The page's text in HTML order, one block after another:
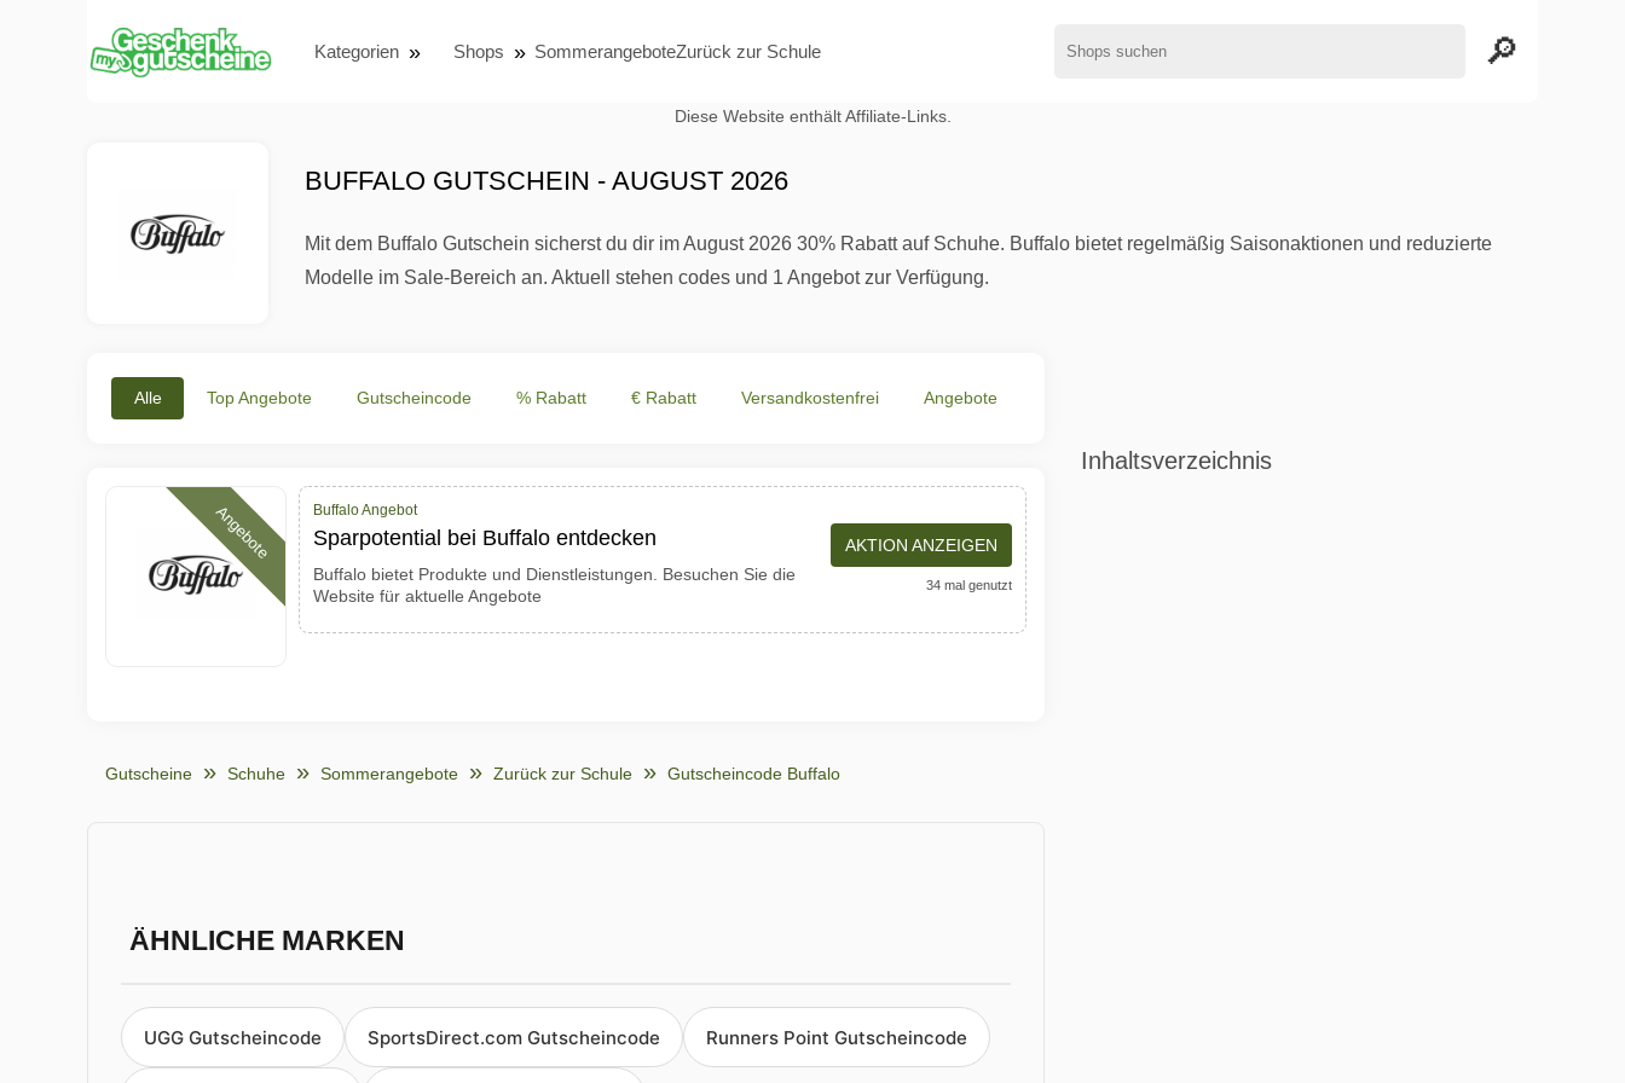
Kategorien Shops SommerangeboteZurück zur Schule
Diese Website enthält Affiliate-Links.
BUFFALO GUTSCHEIN - AUGUST 2026
Mit dem Buffalo Gutschein sicherst du dir im August 2026 30% Rabatt auf Schuhe. Buffalo bietet regelmäßig Saisonaktionen und reduzierte
Modelle im Sale-Bereich an. Aktuell stehen codes und 1 Angebot zur Verfügung.
Alle Top Angebote Gutscheincode % Rabatt € Rabatt Versandkostenfrei Angebote
Angebote Buffalo Angebot
Sparpotential bei Buffalo entdecken
Buffalo bietet Produkte und Dienstleistungen. Besuchen Sie die
Website für aktuelle Angebote
AKTION ANZEIGEN
34 mal genutzt
Gutscheine Schuhe Sommerangebote Zurück zur Schule Gutscheincode Buffalo
ÄHNLICHE MARKEN
UGG Gutscheincode SportsDirect.com Gutscheincode Runners Point Gutscheincode
Inhaltsverzeichnis